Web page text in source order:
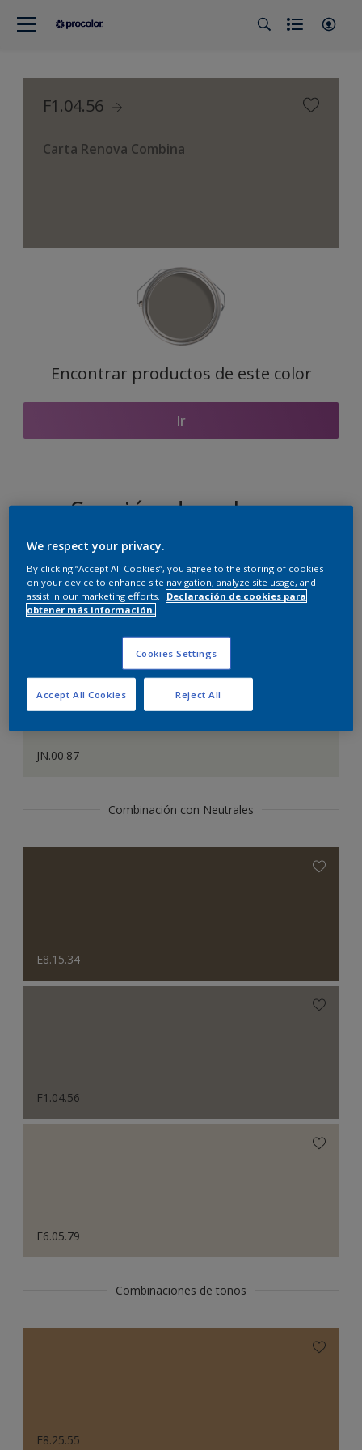
F1.04.56
Carta Renova Combina
Encontrar productos de este color
Ir
Sección de colores
coordinados
El blanco perfecto
JN.00.87
Combinación con Neutrales
E8.15.34
F1.04.56
F6.05.79
Combinaciones de tonos
E8.25.55
We respect your privacy.
By clicking “Accept All Cookies”, you agree to the storing of cookies
on your device to enhance site navigation, analyze site usage, and
assist in our marketing efforts.
Declaración de cookies para
obtener más información.
Cookies Settings
Reject All
Accept All Cookies